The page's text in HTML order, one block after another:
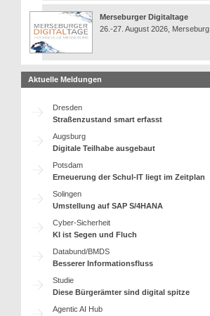
Merseburger Digitaltage
26.-27. August 2026, Merseburg
Aktuelle Meldungen
Dresden
Straßenzustand smart erfasst
Augsburg
Digitale Teilhabe ausgebaut
Potsdam
Erneuerung der Schul-IT liegt im Zeitplan
Solingen
Umstellung auf SAP S/4HANA
Cyber-Sicherheit
KI ist Segen und Fluch
Databund/BMDS
Besserer Informationsfluss
Studie
Diese Bürgerämter sind digital spitze
Agentic AI Hub